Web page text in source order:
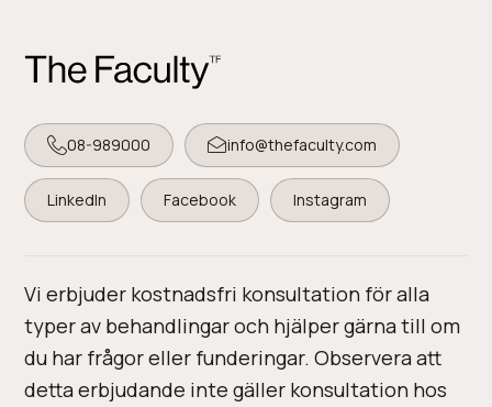
08-989000 info@thefaculty.com
LinkedIn Facebook Instagram
Vi erbjuder kostnadsfri konsultation för alla
typer av behandlingar och hjälper gärna till om
du har frågor eller funderingar. Observera att
detta erbjudande inte gäller konsultation hos